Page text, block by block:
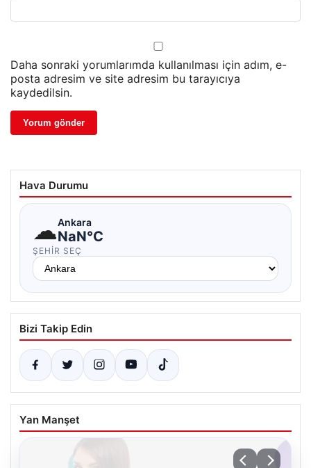
Daha sonraki yorumlarımda kullanılması için adım, e-
posta adresim ve site adresim bu tarayıcıya
kaydedilsin.
Hava Durumu
☁Ankara
NaN°C
ŞEHIR SEÇ
Bizi Takip Edin
Yan Manşet